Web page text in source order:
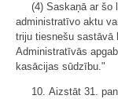
(4) Saskaņā ar šo
administratīvo aktu
triju tiesnešu sastāvā
Administratīvās
kasācijas sūdzību."
10. Aizstāt 31.